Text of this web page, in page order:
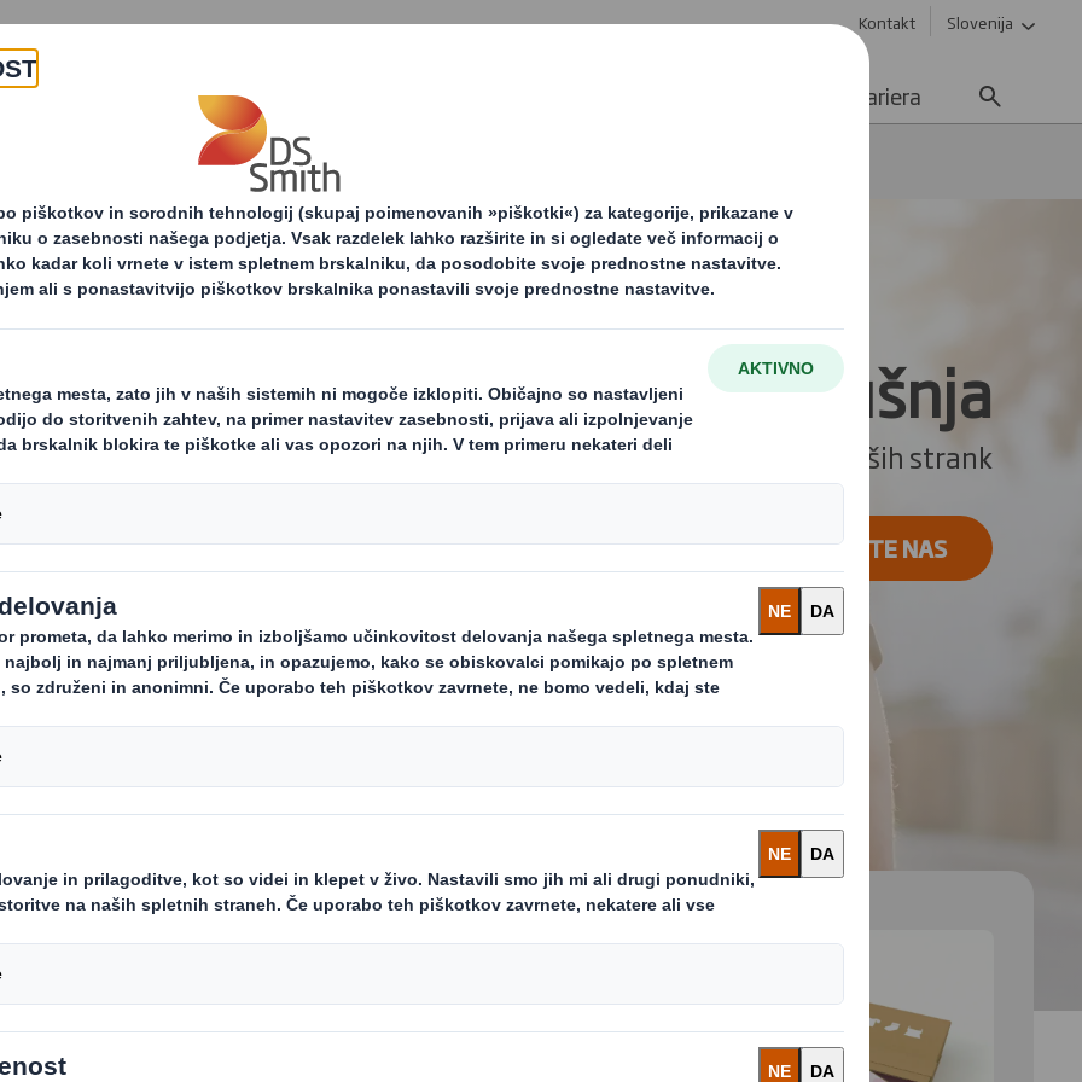
Kontakt Slovenija
Kariera
Potrošniška izkušnja
Potrošniška izkušnja
Pripeljite svojo trgovino do vrat vaših strank
KONTAKTIRAJTE NAS
okolje, kjer
Carousel. Use previous and next buttons to move between slides. Only